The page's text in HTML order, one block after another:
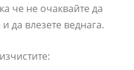
че не очаквайте да
да влезете веднага.